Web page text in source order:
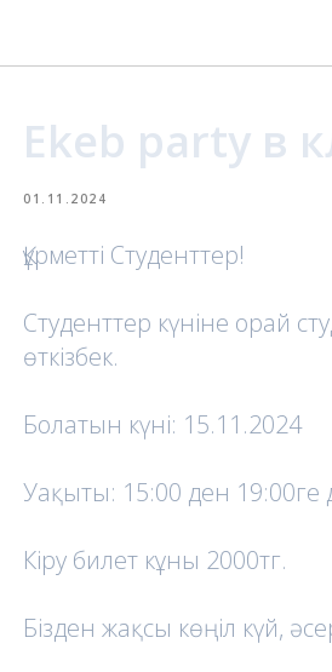
Ekeb party в
01.11.2024
Құрметті Студенттер!
Студенттер күніне орай
өткізбек.
Болатын күні: 15.11.2024
Уақыты: 15:00 ден 19:00ге
Кіру билет кұны 2000тг.
Бізден жақсы көңіл күй,